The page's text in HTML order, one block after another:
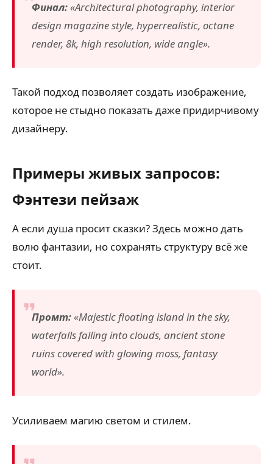
Финал:«Architectural photography, interior
design magazine style, hyperrealistic, octane
render, 8k, high resolution, wide angle».
Такой подход позволяет создать изображение,
которое не стыдно показать даже придирчивому
дизайнеру.
Примеры живых запросов:
Фэнтези пейзаж
А если душа просит сказки? Здесь можно дать
волю фантазии, но сохранять структуру всё же
стоит.
Промт:«Majestic floating island in the sky,
waterfalls falling into clouds, ancient stone
ruins covered with glowing moss, fantasy
world».
Усиливаем магию светом и стилем.